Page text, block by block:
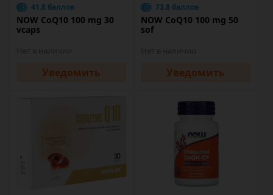
41.8 баллов
NOW CoQ10 100 mg 30
vcaps
Уведомить
73.8 баллов
NOW CoQ10 100 mg 50
sof
Уведомить